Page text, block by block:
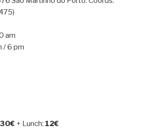
am
/ 6 pm
30€ + Lunch: 12€